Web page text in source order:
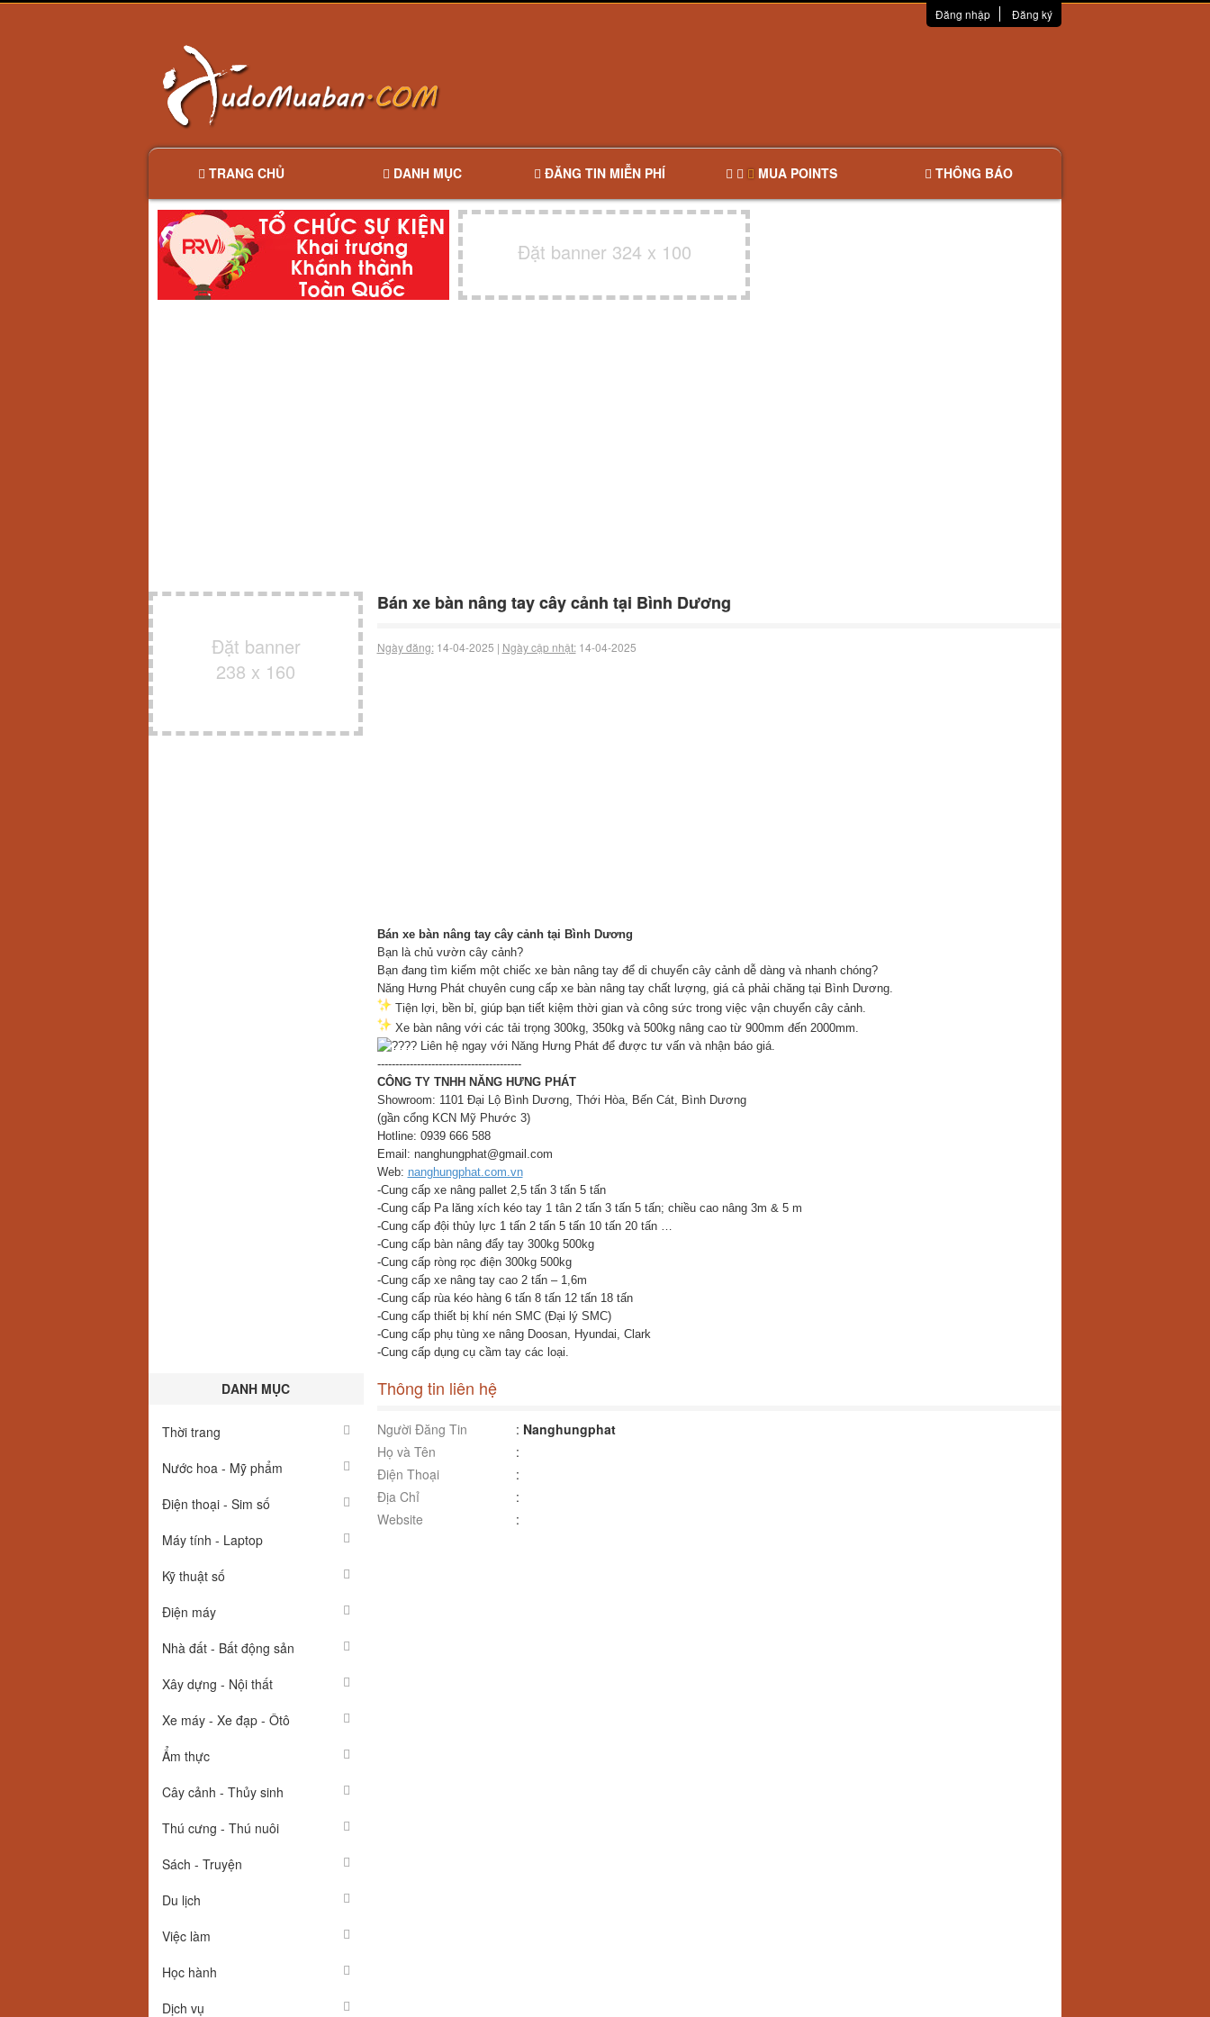
Đăng nhập Đăng ký
TRANG CHỦ DANH MỤC ĐĂNG TIN MIỄN PHÍ MUA POINTS THÔNG BÁO
Đặt banner 324 x 100
Đặt banner
238 x 160
DANH MỤC
Thời trang
Nước hoa - Mỹ phẩm
Điện thoại - Sim số
Máy tính - Laptop
Kỹ thuật số
Điện máy
Nhà đất - Bất động sản
Xây dựng - Nội thất
Xe máy - Xe đạp - Ôtô
Ẩm thực
Cây cảnh - Thủy sinh
Thú cưng - Thú nuôi
Sách - Truyện
Du lịch
Việc làm
Học hành
Dịch vụ
Bán xe bàn nâng tay cây cảnh tại Bình Dương
Ngày đăng:14-04-2025 | Ngày cập nhật:14-04-2025
Bán xe bàn nâng tay cây cảnh tại Bình Dương
Bạn là chủ vườn cây cảnh?
Bạn đang tìm kiếm một chiếc xe bàn nâng tay để di chuyển cây cảnh dễ dàng và nhanh chóng?
Năng Hưng Phát chuyên cung cấp xe bàn nâng tay chất lượng, giá cả phải chăng tại Bình Dương.
Tiện lợi, bền bỉ, giúp bạn tiết kiệm thời gian và công sức trong việc vận chuyển cây cảnh.
Xe bàn nâng với các tải trọng 300kg, 350kg và 500kg nâng cao từ 900mm đến 2000mm.
Liên hệ ngay với Năng Hưng Phát để được tư vấn và nhận báo giá.
----------------------------------------
CÔNG TY TNHH NĂNG HƯNG PHÁT
Showroom: 1101 Đại Lộ Bình Dương, Thới Hòa, Bến Cát, Bình Dương
(gần cổng KCN Mỹ Phước 3)
Hotline: 0939 666 588
Email: nanghungphat@gmail.com
Web: nanghungphat.com.vn
-Cung cấp xe nâng pallet 2,5 tấn 3 tấn 5 tấn
-Cung cấp Pa lăng xích kéo tay 1 tân 2 tấn 3 tấn 5 tấn; chiều cao nâng 3m & 5 m
-Cung cấp đội thủy lực 1 tấn 2 tấn 5 tấn 10 tấn 20 tấn …
-Cung cấp bàn nâng đẩy tay 300kg 500kg
-Cung cấp ròng rọc điện 300kg 500kg
-Cung cấp xe nâng tay cao 2 tấn – 1,6m
-Cung cấp rùa kéo hàng 6 tấn 8 tấn 12 tấn 18 tấn
-Cung cấp thiết bị khí nén SMC (Đại lý SMC)
-Cung cấp phụ tùng xe nâng Doosan, Hyundai, Clark
-Cung cấp dụng cụ cầm tay các loại.
Thông tin liên hệ
Người Đăng Tin : Nanghungphat
Họ và Tên
:
Điện Thoại
:
Địa Chỉ
:
Website
: